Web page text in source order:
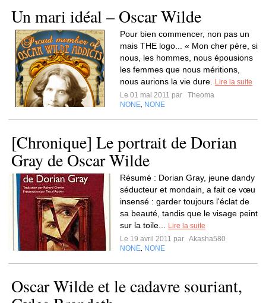
Un mari idéal – Oscar Wilde
Pour bien commencer, non pas un
mais THE logo... « Mon cher père, si
nous, les hommes, nous épousions
les femmes que nous méritions,
nous aurions la vie dure.
Lire la suite
Le 01 mai 2011 par
Theoma
NONE NONE
[Chronique] Le portrait de Dorian
Gray de Oscar Wilde
Résumé : Dorian Gray, jeune dandy
séducteur et mondain, a fait ce vœu
insensé : garder toujours l'éclat de
sa beauté, tandis que le visage peint
sur la toile...
Lire la suite
Le 19 avril 2011 par Akasha580
NONE NONE
Oscar Wilde et le cadavre souriant,